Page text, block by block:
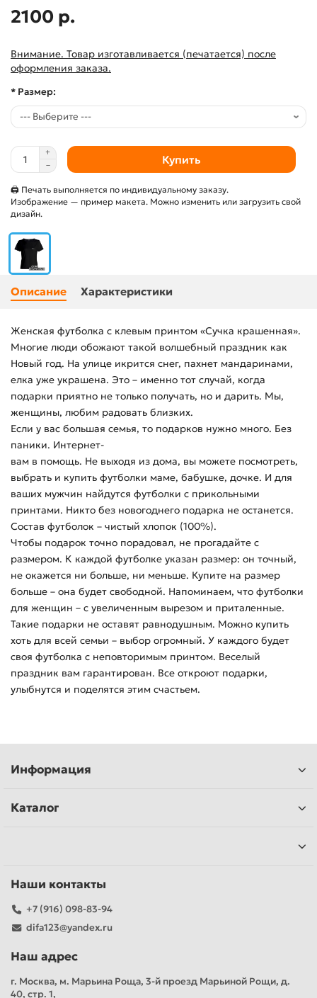
2100 р.
Внимание. Товар изготавливается (печатается) после
оформления заказа.
* Размер:
Купить
🖨 Печать выполняется по индивидуальному заказу.
Изображение — пример макета. Можно изменить или загрузить свой
дизайн.
Описание Характеристики
Женская футболка с клевым принтом «Сучка крашенная».
Многие люди обожают такой волшебный праздник как
Новый год. На улице икрится снег, пахнет мандаринами,
елка уже украшена. Это – именно тот случай, когда
подарки приятно не только получать, но и дарить. Мы,
женщины, любим радовать близких.
Если у вас большая семья, то подарков нужно много. Без
паники. Интернет-
вам в помощь. Не выходя из дома, вы можете посмотреть,
выбрать и купить футболки маме, бабушке, дочке. И для
ваших мужчин найдутся футболки с прикольными
принтами. Никто без новогоднего подарка не останется.
Состав футболок – чистый хлопок (100%).
Чтобы подарок точно порадовал, не прогадайте с
размером. К каждой футболке указан размер: он точный,
не окажется ни больше, ни меньше. Купите на размер
больше – она будет свободной. Напоминаем, что футболки
для женщин – с увеличенным вырезом и приталенные.
Такие подарки не оставят равнодушным. Можно купить
хоть для всей семьи – выбор огромный. У каждого будет
своя футболка с неповторимым принтом. Веселый
праздник вам гарантирован. Все откроют подарки,
улыбнутся и поделятся этим счастьем.
Информация
Каталог
Наши контакты
+7 (916) 098-83-94
difa123@yandex.ru
Наш адрес
г. Москва, м. Марьина Роща, 3-й проезд Марьиной Рощи, д.
40, стр. 1,